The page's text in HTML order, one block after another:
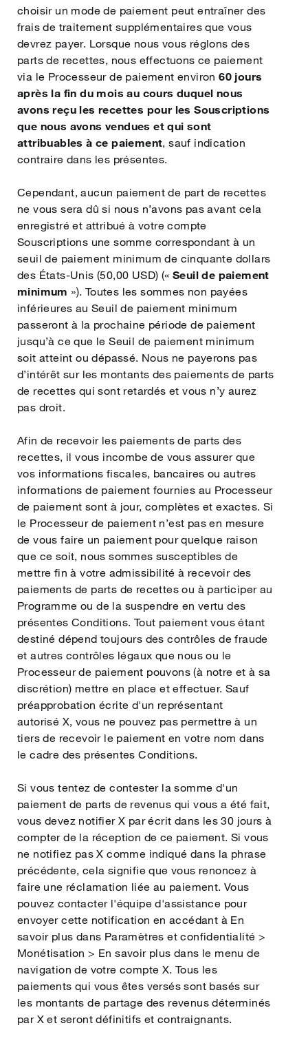
choisir un mode de paiement peut entraîner des
frais de traitement supplémentaires que vous
devrez payer. Lorsque nous vous réglons des
parts de recettes, nous effectuons ce paiement
via le Processeur de paiement environ60 jours
après la fin du mois au cours duquel nous
avons reçu les recettes pour les Souscriptions
que nous avons vendues et qui sont
attribuables à ce paiement, sauf indication
contraire dans les présentes.
Cependant, aucun paiement de part de recettes
ne vous sera dû si nous n’avons pas avant cela
enregistré et attribué à votre compte
Souscriptions une somme correspondant à un
seuil de paiement minimum de cinquante dollars
des États-Unis (50,00 USD) (« Seuil de paiement
minimum »). Toutes les sommes non payées
inférieures au Seuil de paiement minimum
passeront à la prochaine période de paiement
jusqu’à ce que le Seuil de paiement minimum
soit atteint ou dépassé. Nous ne payerons pas
d’intérêt sur les montants des paiements de parts
de recettes qui sont retardés et vous n’y aurez
pas droit.
Afin de recevoir les paiements de parts des
recettes, il vous incombe de vous assurer que
vos informations fiscales, bancaires ou autres
informations de paiement fournies au Processeur
de paiement sont à jour, complètes et exactes. Si
le Processeur de paiement n’est pas en mesure
de vous faire un paiement pour quelque raison
que ce soit, nous sommes susceptibles de
mettre fin à votre admissibilité à recevoir des
paiements de parts de recettes ou à participer au
Programme ou de la suspendre en vertu des
présentes Conditions. Tout paiement vous étant
destiné dépend toujours des contrôles de fraude
et autres contrôles légaux que nous ou le
Processeur de paiement pouvons (à notre et à sa
discrétion) mettre en place et effectuer. Sauf
préapprobation écrite d'un représentant
autorisé X, vous ne pouvez pas permettre à un
tiers de recevoir le paiement en votre nom dans
le cadre des présentes Conditions.
Si vous tentez de contester la somme d'un
paiement de parts de revenus qui vous a été fait,
vous devez notifier X par écrit dans les 30 jours à
compter de la réception de ce paiement. Si vous
ne notifiez pas X comme indiqué dans la phrase
précédente, cela signifie que vous renoncez à
faire une réclamation liée au paiement. Vous
pouvez contacter l'équipe d'assistance pour
envoyer cette notification en accédant à En
savoir plus dans Paramètres et confidentialité >
Monétisation > En savoir plus dans le menu de
navigation de votre compte X. Tous les
paiements qui vous êtes versés sont basés sur
les montants de partage des revenus déterminés
par X et seront définitifs et contraignants.